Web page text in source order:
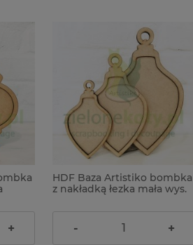
+
HDF Baza Artistiko bombka
z nakładką łezka mała wys.
4,90 zł
- +